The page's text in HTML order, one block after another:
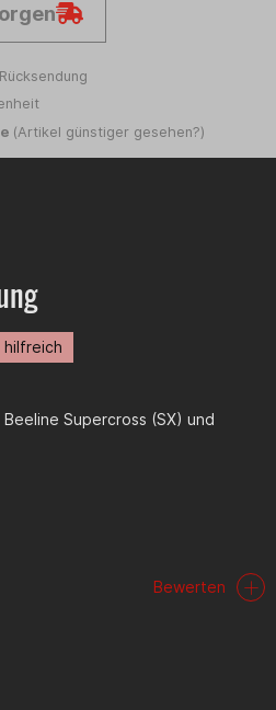
(Artikel günstiger gesehen?)
hilfreich
Supercross (SX) und
Bewerten